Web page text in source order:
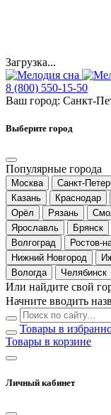
Загрузка...
8 (800) 550-15-50
Ваш город: Санкт-
Выберите город
Популярные города
Москва Санкт-
Казань
Краснодар
Орёл
Рязань
Ярославль
Брянск
Волгоград
Ростов-
Нижний Новгород
Вологда
Челябинск
Или найдите свой
Начните вводить
Товары в
Товары в корзине
Личный кабинет